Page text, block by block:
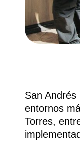
San
entornos
Torres,